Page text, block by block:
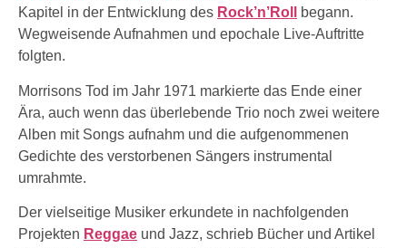
Kapitel in der Entwicklung des Rock’n’Roll
begann.
Wegweisende Aufnahmen und epochale Live-Auftritte
folgten.
Morrisons Tod im Jahr 1971 markierte das Ende einer
Ära, auch wenn das überlebende Trio noch zwei weitere
Alben mit Songs aufnahm und die aufgenommenen
Gedichte des verstorbenen Sängers instrumental
umrahmte.
Der vielseitige Musiker erkundete in nachfolgenden
Projekten Reggae und Jazz, schrieb Bücher und Artikel